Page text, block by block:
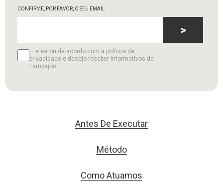
CONFIRME, POR FAVOR, O SEU EMAIL
Li e estou de acordo com a política de
privacidade e desejo receber informativos de
Lampejos.
>
Antes De Executar
Método
Como Atuamos